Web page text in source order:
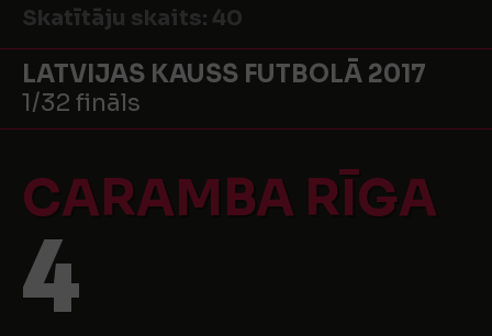
Skatītāju skaits: 40
LATVIJAS KAUSS FUTBOLĀ 2017
1/32 fināls
CARAMBA RĪGA
4